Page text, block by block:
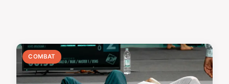
COMBAT